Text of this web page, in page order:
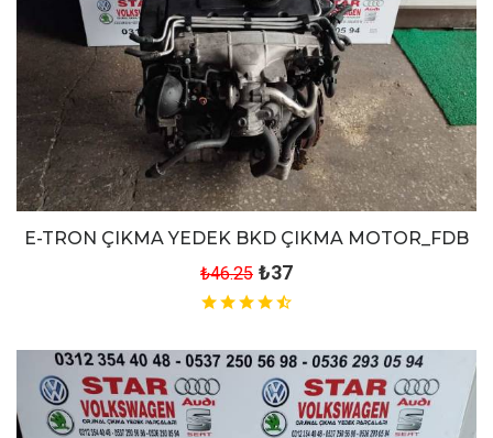
E-TRON ÇIKMA YEDEK BKD ÇIKMA MOTOR_FDB
₺46.25 ₺37